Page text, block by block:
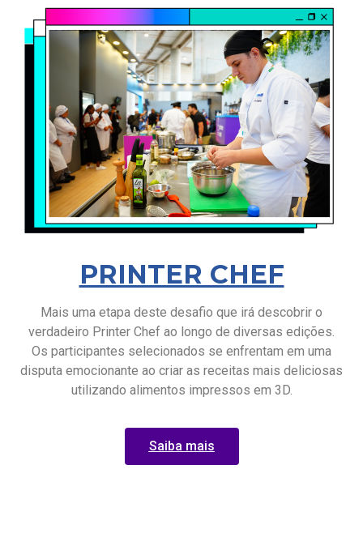
PRINTER CHEF
Mais uma etapa deste desafio que irá descobrir o
verdadeiro Printer Chef ao longo de diversas edições.
Os participantes selecionados se enfrentam em uma
disputa emocionante ao criar as receitas mais deliciosas
utilizando alimentos impressos em 3D.
Saiba mais